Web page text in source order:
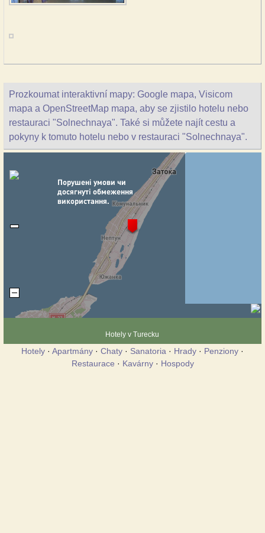
Prozkoumat interaktivní mapy: Google mapa, Visicom
mapa a OpenStreetMap mapa, aby se zjistilo hotelu nebo
restauraci "Solnechnaya". Také si můžete najít cestu a
pokyny k tomuto hotelu nebo v restauraci "Solnechnaya".
Hotely v Turecku
Hotely · Apartmány · Chaty · Sanatoria · Hrady · Penziony ·
Restaurace · Kavárny· Hospody